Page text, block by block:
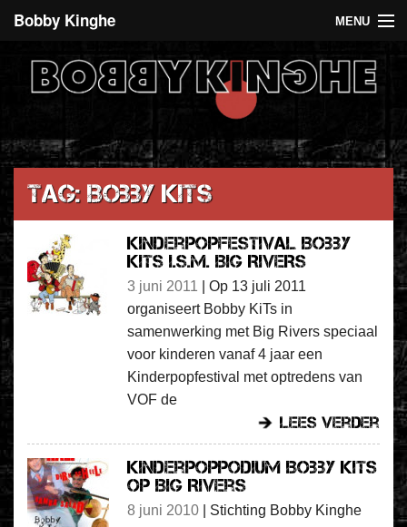
Bobby Kinghe MENU
Recent
De 5 euro club
Over Bobby Kinghe
Tag: Bobby KiTs
Kinderpopfestival Bobby
KiTS i.s.m. BIG RIVERS
3 juni 2011
Op 13 juli 2011
organiseert Bobby KiTs in
samenwerking met Big Rivers speciaal
voor kinderen vanaf 4 jaar een
Kinderpopfestival met optredens van
VOF de
lees verder
Kinderpoppodium Bobby KiTs
op Big Rivers
8 juni 2010
Stichting Bobby Kinghe